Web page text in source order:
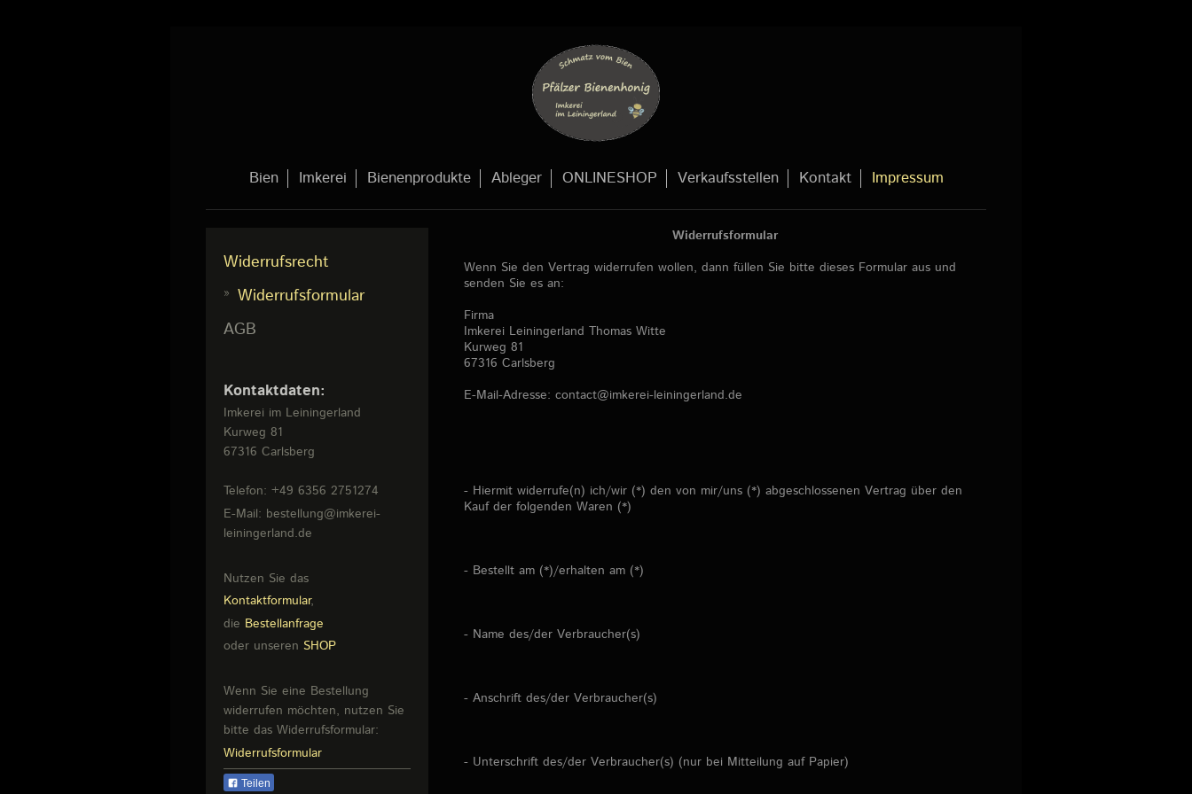
Bien Imkerei Bienenprodukte Ableger ONLINESHOP Verkaufsstellen Kontakt Impressum
Widerrufsformular
Wenn Sie den Vertrag widerrufen wollen, dann füllen Sie bitte dieses Formular aus und
senden Sie es an:
Firma
Imkerei Leiningerland Thomas Witte
Kurweg 81
67316 Carlsberg
E-Mail-Adresse: contact@imkerei-leiningerland.de
- Hiermit widerrufe(n) ich/wir (*) den von mir/uns (*) abgeschlossenen Vertrag über den
Kauf der folgenden Waren (*)
- Bestellt am (*)/erhalten am (*)
- Name des/der Verbraucher(s)
- Anschrift des/der Verbraucher(s)
- Unterschrift des/der Verbraucher(s) (nur bei Mitteilung auf Papier)
Widerrufsrecht
Widerrufsformular
AGB
Kontaktdaten:
Imkerei im Leiningerland
Kurweg 81
67316 Carlsberg
Telefon: +49 6356 2751274
E-Mail: bestellung@imkerei-
leiningerland.de
Nutzen Sie das
Kontaktformular,
die Bestellanfrage
oder unseren SHOP
Wenn Sie eine Bestellung
widerrufen möchten, nutzen Sie
bitte das Widerrufsformular:
Widerrufsformular
Teilen